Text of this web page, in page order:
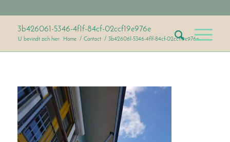
3b426061-5346-4f1f-84cf-02ccf19e976e
U bevindt zich hier: Home / Contact / 3b426061-5346-4f1f-84cf-02ccf19e976e